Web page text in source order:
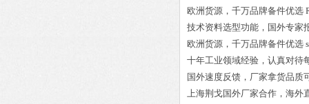
欧洲货源，千万品牌备件优选
技术资料选型功能，国外专家
欧洲货源，千万品牌备件优选
十年工业领域经验，认真对待
国外速度反馈，厂家拿货品质
上海荆戈国外厂家合作，海外